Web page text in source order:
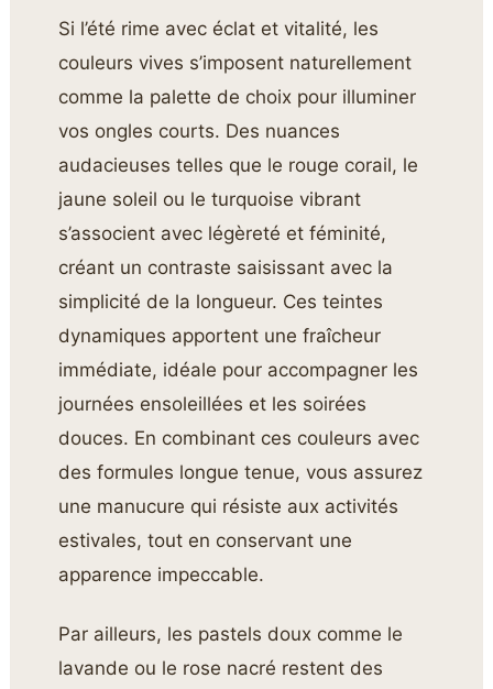
Si l’été rime avec éclat et vitalité, les
couleurs vives s’imposent naturellement
comme la palette de choix pour illuminer
vos ongles courts. Des nuances
audacieuses telles que le rouge corail, le
jaune soleil ou le turquoise vibrant
s’associent avec légèreté et féminité,
créant un contraste saisissant avec la
simplicité de la longueur. Ces teintes
dynamiques apportent une fraîcheur
immédiate, idéale pour accompagner les
journées ensoleillées et les soirées
douces. En combinant ces couleurs avec
des formules longue tenue, vous assurez
une manucure qui résiste aux activités
estivales, tout en conservant une
apparence impeccable.
Par ailleurs, les pastels doux comme le
lavande ou le rose nacré restent des